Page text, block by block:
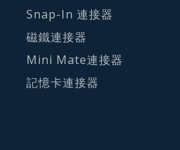
Snap-In 連接器
磁鐵連接器
Mini Mate連接器
記憶卡連接器